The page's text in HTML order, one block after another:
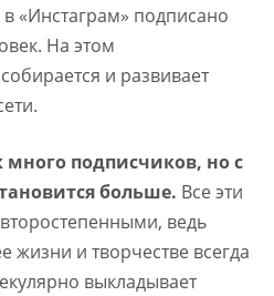
«Инстаграм» подписано
На этом
и развивает
много подписчиков, но с
больше. Все эти
ведь
жизни и творчестве всегда
выкладывает